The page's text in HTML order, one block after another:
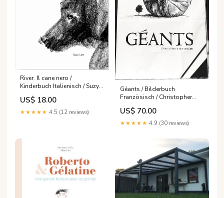
River. Il cane nero /
Kinderbuch Italienisch / Suzy
Lee 978-1-59270-145-2
US$ 18.00
★★★★★ 4.5 (12 reviews)
Géants / Bilderbuch
Französisch / Christopher
Hittinger Companhia das
letras
US$ 70.00
★★★★★ 4.9 (30 reviews)